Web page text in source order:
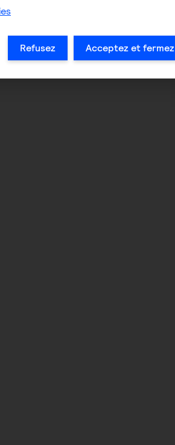
Refusez Acceptez et fermez